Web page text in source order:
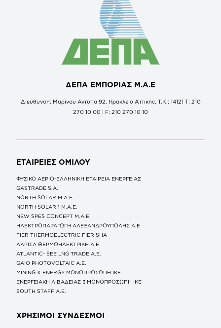
ΔΕΠΑ ΕΜΠΟΡΙΑΣ Μ.Α.Ε
Διεύθυνση: Μαρίνου Αντύπα 92, Ηράκλειο Αττικής, Τ.Κ.: 14121 Τ: 210
270 10 00 | F: 210 270 10 10
ΕΤΑΙΡΕΙΕΣ ΟΜΙΛΟΥ
ΦΥΣΙΚΟ ΑΕΡΙΟ-ΕΛΛΗΝΙΚΗ ΕΤΑΙΡΕΙΑ ΕΝΕΡΓΕΙΑΣ
GASTRADE S.A.
NORTH SOLAR M.Α.Ε.
NORTH SOLAR 1 M.Α.Ε.
NEW SPES CONCEPT Μ.Α.Ε.
ΗΛΕΚΤΡΟΠΑΡΑΓΩΓΗ ΑΛΕΞΑΝΔΡΟΥΠΟΛΗΣ A.E
FIER THERMOELECTRIC FIER SHA
ΛΑΡΙΣΑ ΘΕΡΜΟΗΛΕΚΤΡΙΚΗ A.E
ATLANTIC- SEE LNG TRADE A.E.
GAIO PHOTOVOLTAIC Α.Ε.
MINING X ENERGY ΜΟΝΟΠΡΟΣΩΠΗ ΙΚΕ
ΕΝΕΡΓΕΙΑΚΗ ΛΙΒΑΔΕΙΑΣ 3 ΜΟΝΟΠΡΟΣΩΠΗ ΙΚΕ
SOUTH STAFF Α.Ε.
ΧΡΗΣΙΜΟΙ ΣΥΝΔΕΣΜΟΙ